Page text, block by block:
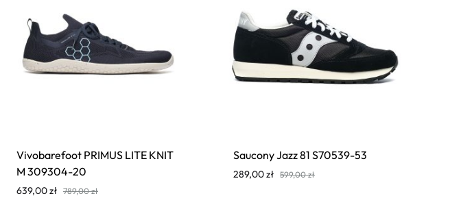
Vivobarefoot PRIMUS LITE KNIT
M 309304-20
639,00zł 789,00zł
Saucony Jazz 81 S70539-53
289,00zł 599,00zł